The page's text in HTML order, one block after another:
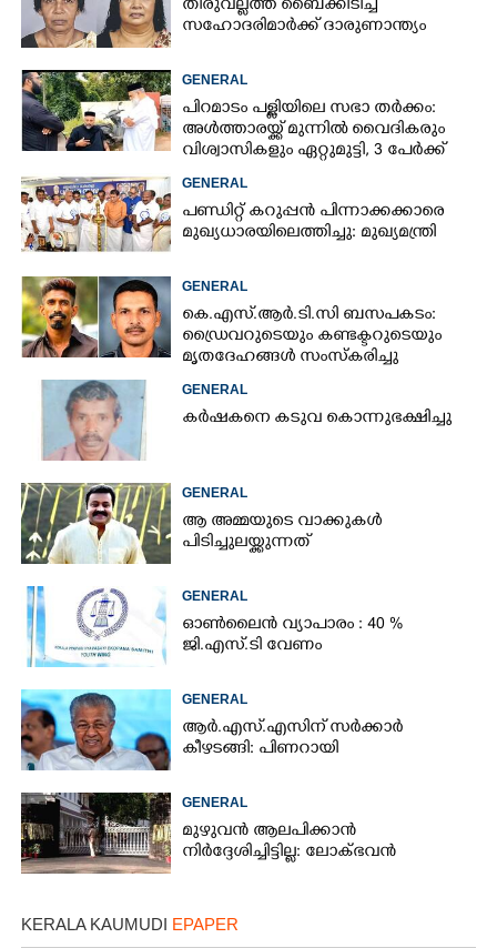
തിരുവല്ലത്ത് ബൈക്കിടിച്ച്
സഹോദരിമാർക്ക് ദാരുണാന്ത്യം
GENERAL
പിറമാടം പള്ളിയിലെ സഭാ തർക്കം:
അൾത്താരയ്ക്ക് മുന്നിൽ വൈദികരും
വിശ്വാസികളും ഏറ്റുമുട്ടി, 3 പേർക്ക്
GENERAL
പണ്ഡിറ്റ് കറുപ്പൻ പിന്നാക്കക്കാരെ
മുഖ്യധാരയിലെത്തിച്ചു: മുഖ്യമന്ത്രി
GENERAL
കെ.എസ്.ആർ.ടി.സി ബസപകടം:
ഡ്രെെവറുടെയും കണ്ടക്ടറുടെയും
മൃതദേഹങ്ങൾ സംസ്കരിച്ചു
GENERAL
കർഷകനെ കടുവ കൊന്നുഭക്ഷിച്ചു
GENERAL
ആ അമ്മയുടെ വാക്കുകൾ
പിടിച്ചുലയ്ക്കുന്നത്
GENERAL
ഓൺലൈൻ വ്യാപാരം : 40 %
ജി.എസ്.ടി വേണം
GENERAL
ആർ.എസ്.എസിന് സർക്കാർ
കീഴടങ്ങി: പിണറായി
GENERAL
മുഴുവൻ ആലപിക്കാൻ
നിർദ്ദേശിച്ചിട്ടില്ല: ലോക്ഭവൻ
KERALA KAUMUDI EPAPER